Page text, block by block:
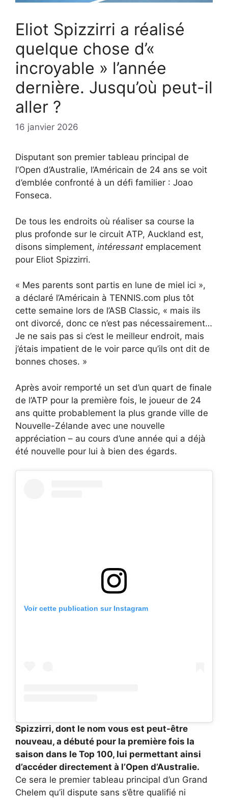
Eliot Spizzirri a réalisé
quelque chose d’«
incroyable » l’année
dernière. Jusqu’où peut-il
aller ?
16 janvier 2026
Disputant son premier tableau principal de
l’Open d’Australie, l’Américain de 24 ans se voit
d’emblée confronté à un défi familier : Joao
Fonseca.
De tous les endroits où réaliser sa course la
plus profonde sur le circuit ATP, Auckland est,
disons simplement, intéressant emplacement
pour Eliot Spizzirri.
« Mes parents sont partis en lune de miel ici »,
a déclaré l’Américain à TENNIS.com plus tôt
cette semaine lors de l’ASB Classic, « mais ils
ont divorcé, donc ce n’est pas nécessairement…
Je ne sais pas si c’est le meilleur endroit, mais
j’étais impatient de le voir parce qu’ils ont dit de
bonnes choses. »
Après avoir remporté un set d’un quart de finale
de l’ATP pour la première fois, le joueur de 24
ans quitte probablement la plus grande ville de
Nouvelle-Zélande avec une nouvelle
appréciation – au cours d’une année qui a déjà
été nouvelle pour lui à bien des égards.
Voir cette publication sur Instagram
Spizzirri, dont le nom vous est peut-être
nouveau, a débuté pour la première fois la
saison dans le Top 100, lui permettant ainsi
d’accéder directement à l’Open d’Australie.
Ce sera le premier tableau principal d’un Grand
Chelem qu’il dispute sans s’être qualifié ni